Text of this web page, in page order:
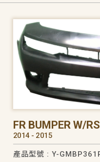
FR BUMPER W/
2014 - 2015
產品型號 : Y-